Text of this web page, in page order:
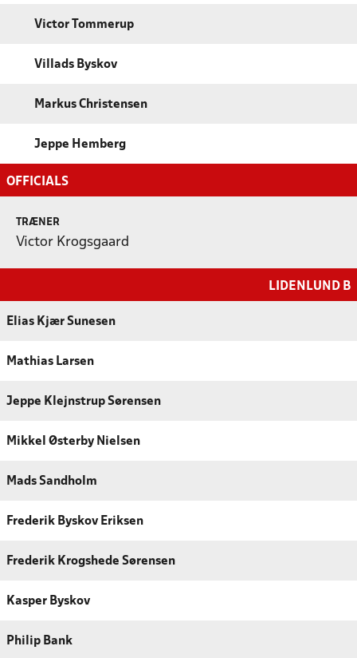
Victor Tommerup
Villads Byskov
Markus Christensen
Jeppe Hemberg
OFFICIALS
TRÆNER
Victor Krogsgaard
LIDENLUND B
Elias Kjær Sunesen
Mathias Larsen
Jeppe Klejnstrup Sørensen
Mikkel Østerby Nielsen
Mads Sandholm
Frederik Byskov Eriksen
Frederik Krogshede Sørensen
Kasper Byskov
Philip Bank